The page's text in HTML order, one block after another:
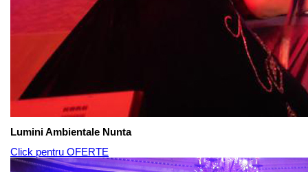
Lumini Ambientale Nunta
Click pentru OFERTE